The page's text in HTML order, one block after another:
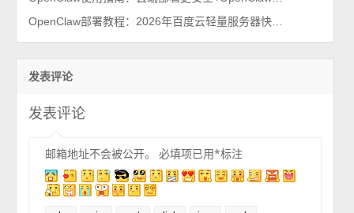
发表评论
发表评论
邮箱地址不会被公开。 必填项已用*标注